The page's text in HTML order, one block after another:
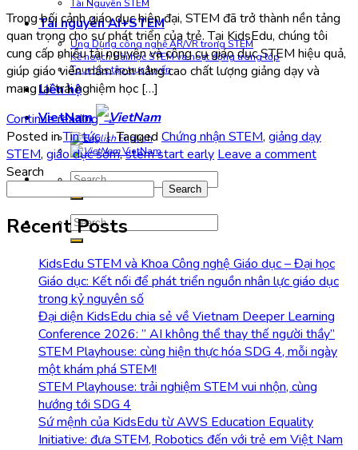
Tài Nguyên STEM
Tài nguyên AI+STEM
Ứng Dụng công nghệ AR/VR trong STEM
Kế hoạch bài học STEM và hoạt động trong lớp
Tour học tập trực tuyến
Liên hệ
VietNam
English
VietNam
Search
Search
for:
Trong bối cảnh giáo dục hiện đại, STEM đã trở thành nền tảng
quan trọng cho sự phát triển của trẻ. Tại KidsEdu, chúng tôi
cung cấp nhiều tài nguyên và công cụ giáo dục STEM hiệu quả,
giúp giáo viên mầm non nâng cao chất lượng giảng dạy và
mang lại trải nghiệm học […]
Continue reading→
Posted inTin tức |Tagged Chứng nhận STEM, giảng dạy
STEM, giáo dục sớm,stem start early Leave a comment
Search
Search
Recent Posts
KidsEdu STEM và Khoa Công nghệ Giáo dục – Đại học
Giáo dục: Kết nối để phát triển nguồn nhân lực giáo dục
trong kỷ nguyên số
Đại diện KidsEdu chia sẻ về Vietnam Deeper Learning
Conference 2026: ” AI không thể thay thế người thầy”
STEM Playhouse: cùng hiện thực hóa SDG 4, mỗi ngày
một khám phá STEM!
STEM Playhouse: trải nghiệm STEM vui nhộn, cùng
hướng tới SDG 4
Sứ mệnh của KidsEdu từ AWS Education Equality
Initiative: đưa STEM, Robotics đến với trẻ em Việt Nam